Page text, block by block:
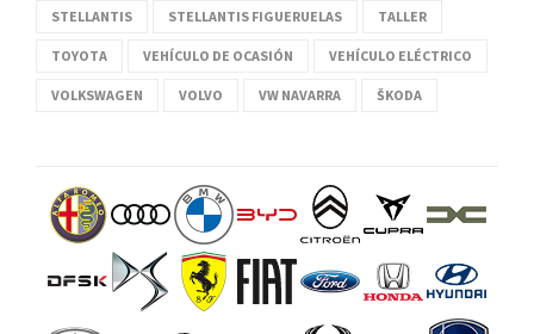
STELLANTIS STELLANTIS FIGUERUELAS TALLER
TOYOTA VEHÍCULO DE OCASIÓN VEHÍCULO ELÉCTRICO
VOLKSWAGEN VOLVO VW NAVARRA ŠKODA